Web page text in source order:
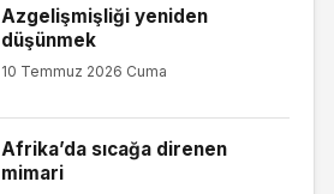
Azgelişmişliği yeniden
düşünmek
10 Temmuz 2026 Cuma
Afrika’da sıcağa direnen
mimari